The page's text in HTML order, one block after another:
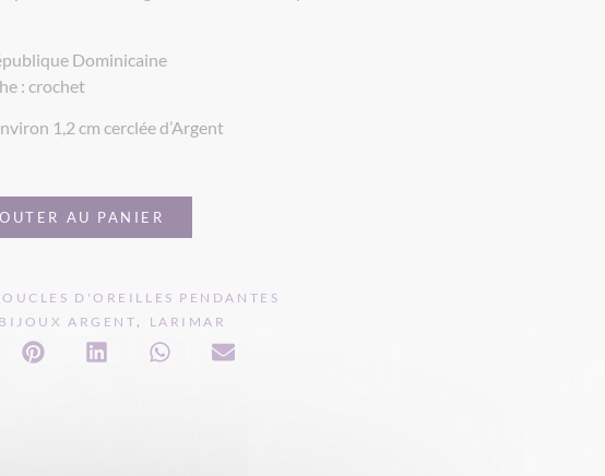
Dominicaine
: crochet
1,2 cm cerclée d’Argent
AU PANIER
D'OREILLES PENDANTES
BIJOUX ARGENT , LARIMAR